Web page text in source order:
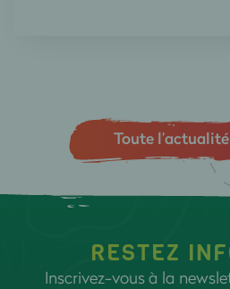
Toute l’actualité
RESTEZ
Inscrivez-vous à la